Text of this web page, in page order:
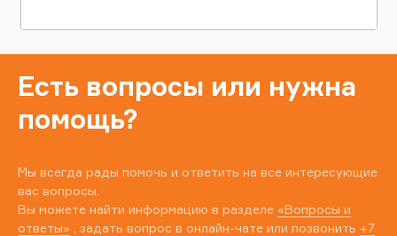
Есть вопросы или нужна
помощь?
Мы всегда рады помочь и ответить на все интересующие
вас вопросы.
Вы можете найти информацию в разделе «Вопросы и
ответы» , задать вопрос в онлайн-чате или позвонить +7